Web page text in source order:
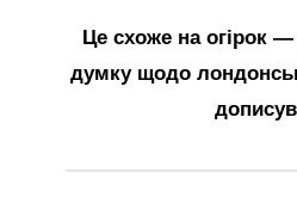
Це схоже на огірок
думку щодо